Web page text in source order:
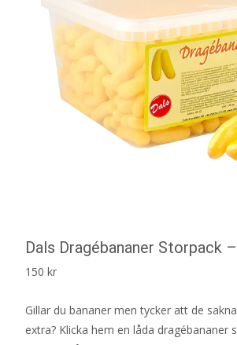
Dals Dragébananer Storpack
150 kr
Gillar du bananer men tycker att de
extra? Klicka hem en låda dragébananer